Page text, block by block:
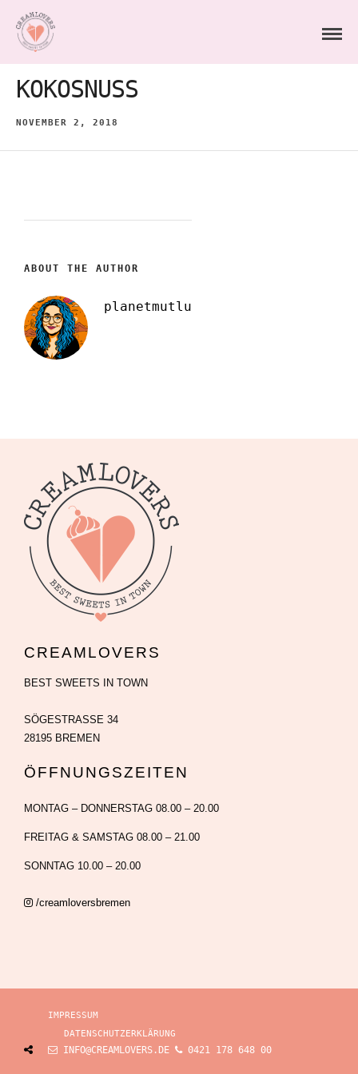
KOKOSNUSS
NOVEMBER 2, 2018
ABOUT THE AUTHOR
planetmutlu
CREAMLOVERS
BEST SWEETS IN TOWN
SÖGESTRASSE 34
28195 BREMEN
ÖFFNUNGSZEITEN
MONTAG – DONNERSTAG 08.00 – 20.00
FREITAG & SAMSTAG 08.00 – 21.00
SONNTAG 10.00 – 20.00
/creamloversbremen
IMPRESSUM
DATENSCHUTZERKLÄRUNG
INFO@CREAMLOVERS.DE 0421 178 648 00